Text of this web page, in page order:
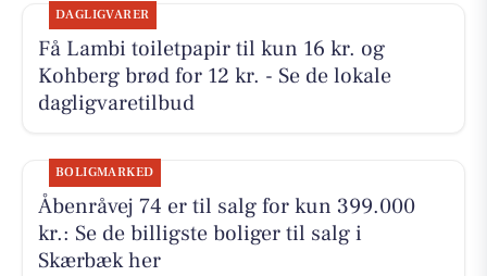
DAGLIGVARER
Få Lambi toiletpapir til kun 16 kr. og
Kohberg brød for 12 kr. - Se de lokale
dagligvaretilbud
BOLIGMARKED
Åbenråvej 74 er til salg for kun 399.000
kr.: Se de billigste boliger til salg i
Skærbæk her